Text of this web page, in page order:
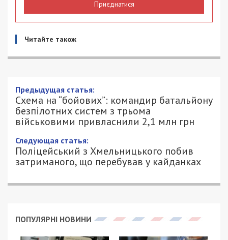
Приєднатися
Читайте також
Предыдущая статья:
Схема на “бойових”: командир батальйону
безпілотних систем з трьома
військовими привласнили 2,1 млн грн
Следующая статья:
Поліцейський з Хмельницького побив
затриманого, що перебував у кайданках
ПОПУЛЯРНІ НОВИНИ